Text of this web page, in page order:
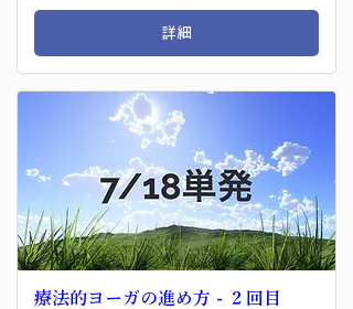
詳細
療法的ヨーガの進め方 - ２回目